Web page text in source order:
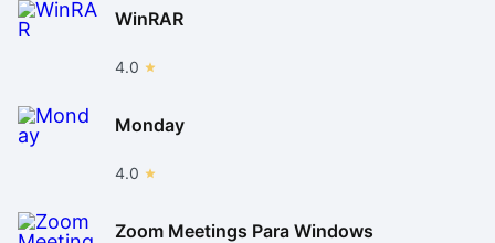
WinRAR
4.0
Monday
4.0
Zoom Meetings Para Windows